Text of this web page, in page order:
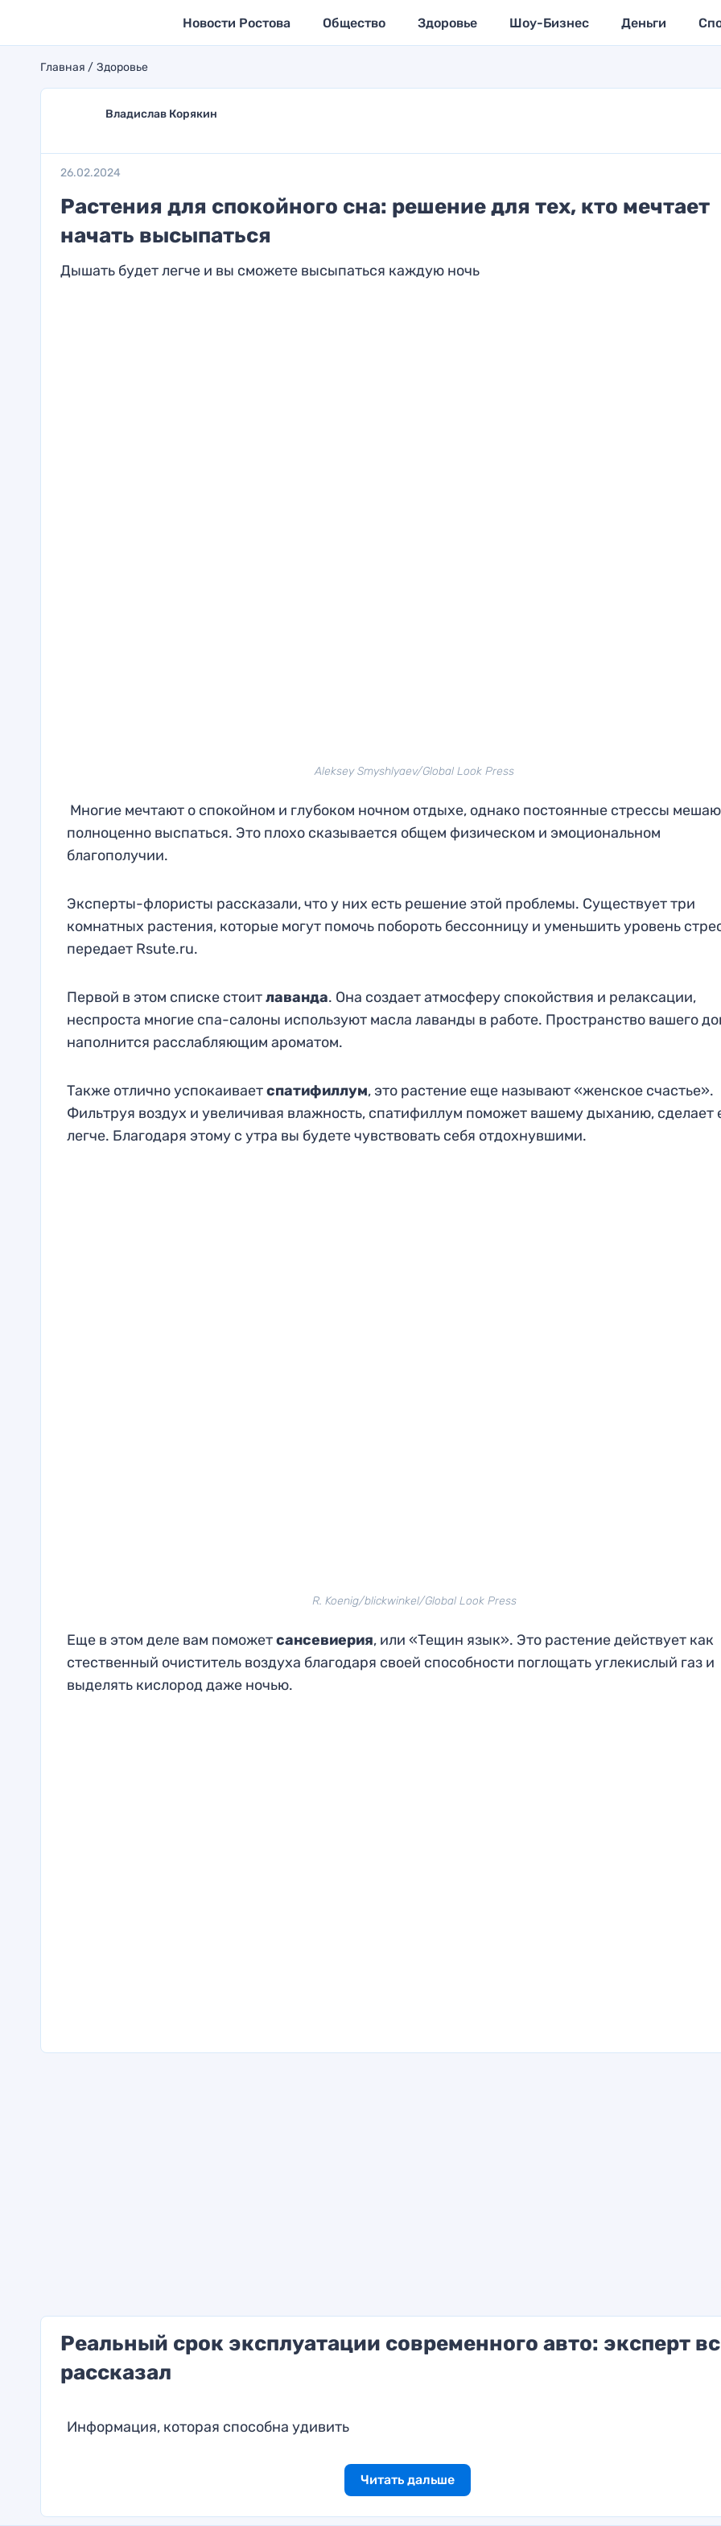
Новости Ростова Общество Здоровье Шоу-Бизнес Деньги
Главная Здоровье
Владислав Корякин
26.02.2024
Растения для спокойного сна: решение для тех, кто мечтает
начать высыпаться
Дышать будет легче и вы сможете высыпаться каждую ночь
Aleksey Smyshlyaev/Global Look Press
Многие мечтают о спокойном и глубоком ночном отдыхе, однако постоянные стрессы
полноценно выспаться. Это плохо сказывается общем физическом и эмоциональном
благополучии.
Эксперты-флористы рассказали, что у них есть решение этой проблемы. Существует три
комнатных растения, которые могут помочь побороть бессонницу и уменьшить уровень
передает Rsute.ru.
Первой в этом списке стоитлаванда. Она создает атмосферу спокойствия и релаксации,
неспроста многие спа-салоны используют масла лаванды в работе. Пространство вашего
наполнится расслабляющим ароматом.
Также отлично успокаиваетспатифиллум, это растение еще называют «женское счастье».
Фильтруя воздух и увеличивая влажность, спатифиллум поможет вашему дыханию, сделает
легче. Благодаря этому с утра вы будете чувствовать себя отдохнувшими.
R. Koenig/blickwinkel/Global Look Press
Еще в этом деле вам поможетсансевиерия, или «Тещин язык». Это растение действует как
стественный очиститель воздуха благодаря своей способности поглощать углекислый газ и
выделять кислород даже ночью.
Реальный срок эксплуатации современного авто: эксперт
рассказал
Информация, которая способна удивить
Читать дальше